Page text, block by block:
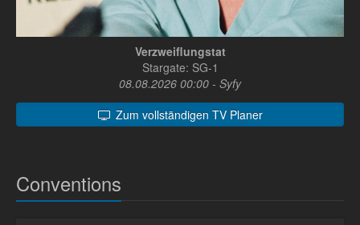
Verzweiflungstat
Stargate: SG-1
08.08.2026 00:00 - Syfy
Zum vollständigen TV Planer
Conventions